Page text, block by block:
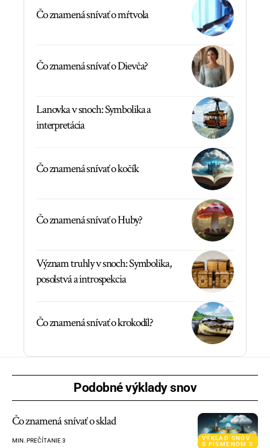
Čo znamená snívať o mŕtvola
Čo znamená snívať o Dievča?
Lanovka v snoch: Symbolika a
interpretácia
Čo znamená snívať o kočík
Čo znamená snívať o Huby?
Význam truhly v snoch: Symbolika,
posolstvá a introspekcia
Čo znamená snívať o krokodíl?
Podobné výklady snov
VÝKLAD SNOV
S PÍSMENOM S
Čo znamená snívať o sklad
MIN. PREČÍTANIE 3